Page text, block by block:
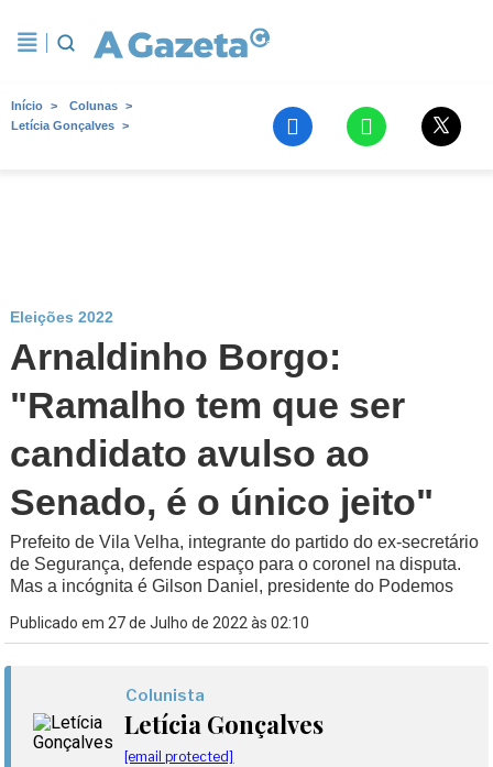
Início
Colunas
Letícia Gonçalves
Eleições 2022
Arnaldinho Borgo:
"Ramalho tem que ser
candidato avulso ao
Senado, é o único jeito"
Prefeito de Vila Velha, integrante do partido do ex-secretário
de Segurança, defende espaço para o coronel na disputa.
Mas a incógnita é Gilson Daniel, presidente do Podemos
Publicado em 27 de Julho de 2022 às 02:10
Colunista
Letícia Gonçalves
[email protected]